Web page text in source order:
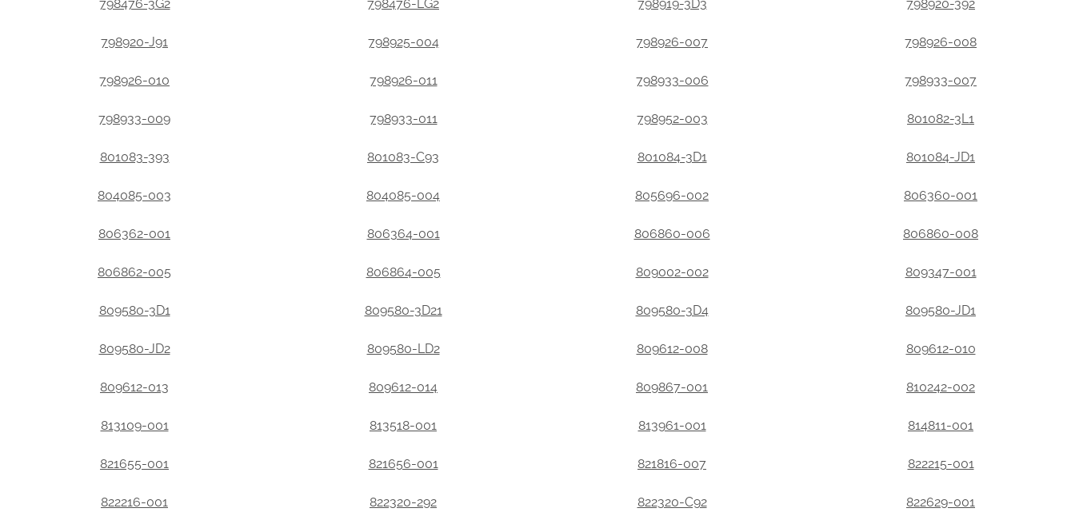
798476-3G2 798476-LG2 798919-3D3 798920-392
798920-J91 798925-004 798926-007 798926-008
798926-010 798926-011 798933-006 798933-007
798933-009 798933-011 798952-003 801082-3L1
801083-393 801083-C93 801084-3D1 801084-JD1
804085-003 804085-004 805696-002 806360-001
806362-001 806364-001 806860-006 806860-008
806862-005 806864-005 809002-002 809347-001
809580-3D1 809580-3D21 809580-3D4 809580-JD1
809580-JD2 809580-LD2 809612-008 809612-010
809612-013 809612-014 809867-001 810242-002
813109-001 813518-001 813961-001 814811-001
821655-001 821656-001 821816-007 822215-001
822216-001 822320-292 822320-C92 822629-001